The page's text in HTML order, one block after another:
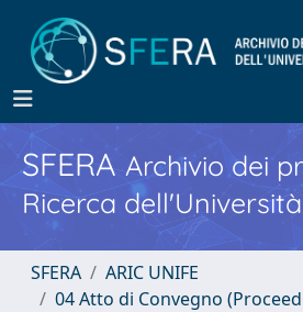
SFERA Archivio dei
Ricerca
SFERA
ARIC UNIFE
04 Atto di Convegno